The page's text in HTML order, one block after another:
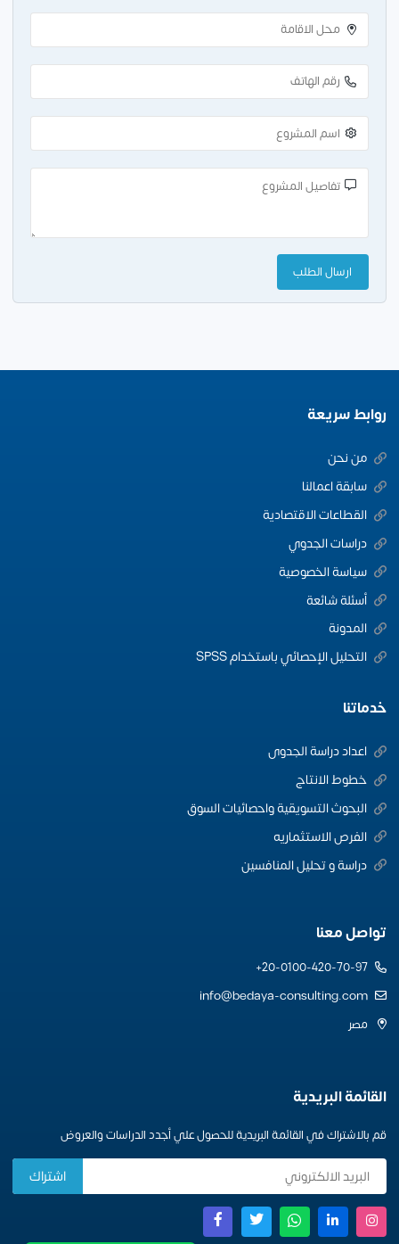
روابط سريعة
من نحن
سابقة اعمالنا
القطاعات الاقتصادية
دراسات الجدوي
سياسة الخصوصية
أسئلة شائعة
المدونة
التحليل الإحصائي باستخدام SPSS
خدماتنا
اعداد دراسة الجدوى
خطوط الانتاج
البحوث التسويقية واحصائيات السوق
الفرص الاستثماريه
دراسة و تحليل المنافسين
تواصل معنا
20-0100-420-70-97+
info@bedaya-consulting.com
مصر
القائمة البريدية
قم بالاشتراك في القائمة البريدية للحصول علي أجدد الدراسات والعروض